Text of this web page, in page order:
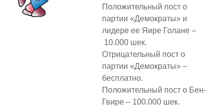
Положительный пост о
партии «Демократы» и
лидере ее Яире Голане –
10.000 шек.
Отрицательный пост о
партии «Демократы» –
бесплатно.
Положительный пост о Бен-
Гвире – 100.000 шек.